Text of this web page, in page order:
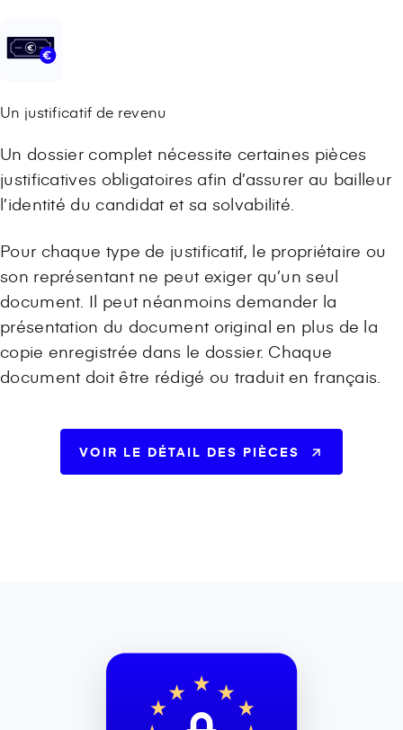
Un justificatif de revenu
Un dossier complet nécessite certaines pièces
justificatives obligatoires afin d’assurer au bailleur
l’identité du candidat et sa solvabilité.
Pour chaque type de justificatif, le propriétaire ou
son représentant ne peut exiger qu’un seul
document. Il peut néanmoins demander la
présentation du document original en plus de la
copie enregistrée dans le dossier. Chaque
document doit être rédigé ou traduit en français.
VOIR LE DÉTAIL DES PIÈCES